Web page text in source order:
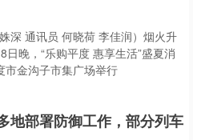
深 通讯员 何晓荷 李佳润）烟火升
晚，“乐购平度 惠享生活”盛夏消
市金沟子市集广场举行
地部署防御工作，部分列车